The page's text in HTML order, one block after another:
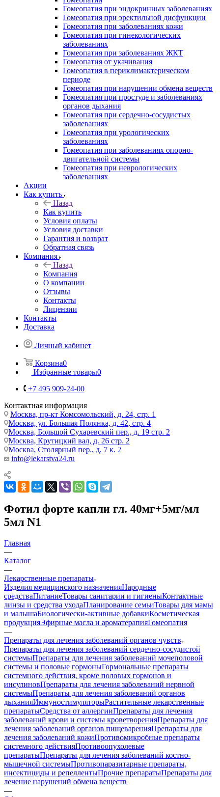
Гомеопатия при эндокринных заболеваниях
Гомеопатия при эректильной дисфункции
Гомеопатия при заболеваниях кожи
Гомеопатия при гинекологических
заболеваниях
Гомеопатия при заболеваниях ЖКТ
Гомеопатия от укачивания
Гомеопатия в периклимактерическом
периоде
Гомеопатия при нарушении обмена веществ
Гомеопатия при простуде и заболеваниях
органов дыхания
Гомеопатия при сердечно-сосудистых
заболеваниях
Гомеопатия при урологических
заболеваниях
Гомеопатия при заболеваниях опорно-
двигательной системы
Гомеопатия при неврологических
заболеваниях
Акции
Как купить
Назад
Как купить
Условия оплаты
Условия доставки
Гарантия и возврат
Обратная связь
Компания
Назад
Компания
О компании
Отзывы
Контакты
Лицензии
Контакты
Доставка
Личный кабинет
Корзина0
Избранные товары0
+7 495 909-24-00
Контактная информация
Москва, пр-кт Комсомольский, д. 24, стр. 1
Москва, ул. Большая Полянка, д. 42, стр. 4
Москва, Большой Сухаревский пер., д. 19 стр. 2
Москва, Крутицкий вал, д. 26 стр. 2
Москва, Столярный пер., д. 7 к. 2
info@lekarstva24.ru
Фотил форте капли гл. 40мг+5мг/мл
5мл N1
Главная
—
Каталог
—
Лекарственные препараты
Изделия медицинского назначенияНародные
средстваПитаниеТовары санитарии и гигиеныКонтактные
линзы и средства уходаПланирование семьиТовары для мамы
и малышаБиологически-активные добавкиКосметическая
продукцияЭфирные масла и ароматерапияГомеопатия
—
Препараты для лечения заболеваний органов чувств
Препараты для лечения заболеваний сердечно-сосудистой
системыПрепараты для лечения заболеваний мочеполовой
системы и половые гормоныГормональные препараты
системного действия, кроме половых гормонов и
инсулиновПрепараты для лечения заболеваний нервной
системыПрепараты для лечения заболеваний органов
дыханияИммуностимуляторыРастительные лекарственные
препаратыСредства от аллергииПрепараты для лечения
заболеваний крови и системы кроветворенияПрепараты для
лечения заболеваний органов пищеваренияПрепараты для
лечения заболеваний кожиПротивомикробные препараты
системного действияПротивоопухолевые
препаратыПрепараты для лечения заболеваний костно-
мышечной системыПротивопаразитарные препараты,
инсектициды и репеллентыПрочие препаратыПрепараты для
лечение нарушений обмена веществ
—